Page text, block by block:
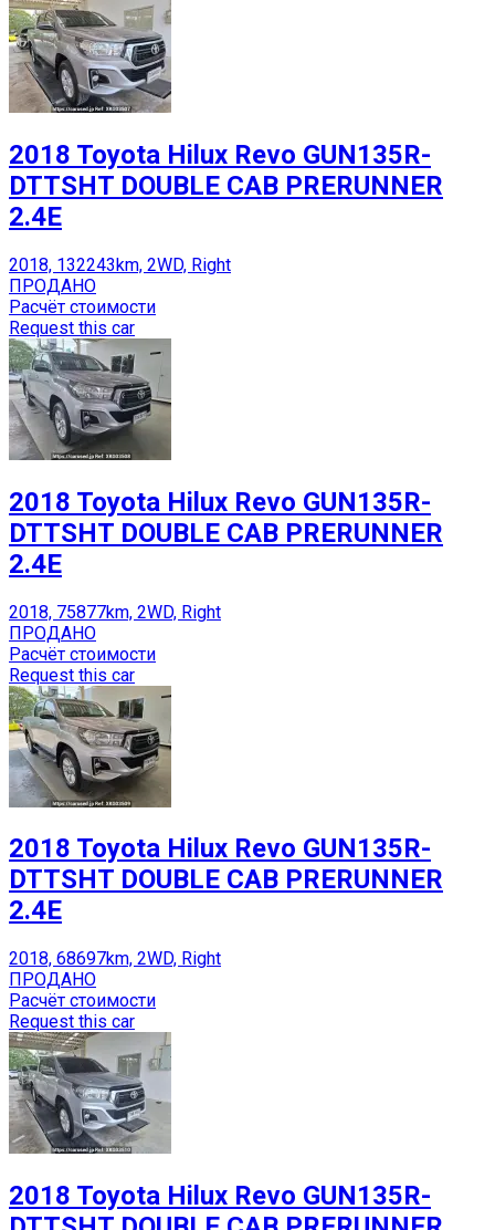
2018 Toyota Hilux Revo GUN135R-
DTTSHT DOUBLE CAB PRERUNNER
2.4E
2018, 132243km, 2WD, Right
ПРОДАНО
Расчёт стоимости
Request this car
2018 Toyota Hilux Revo GUN135R-
DTTSHT DOUBLE CAB PRERUNNER
2.4E
2018, 75877km, 2WD, Right
ПРОДАНО
Расчёт стоимости
Request this car
2018 Toyota Hilux Revo GUN135R-
DTTSHT DOUBLE CAB PRERUNNER
2.4E
2018, 68697km, 2WD, Right
ПРОДАНО
Расчёт стоимости
Request this car
2018 Toyota Hilux Revo GUN135R-